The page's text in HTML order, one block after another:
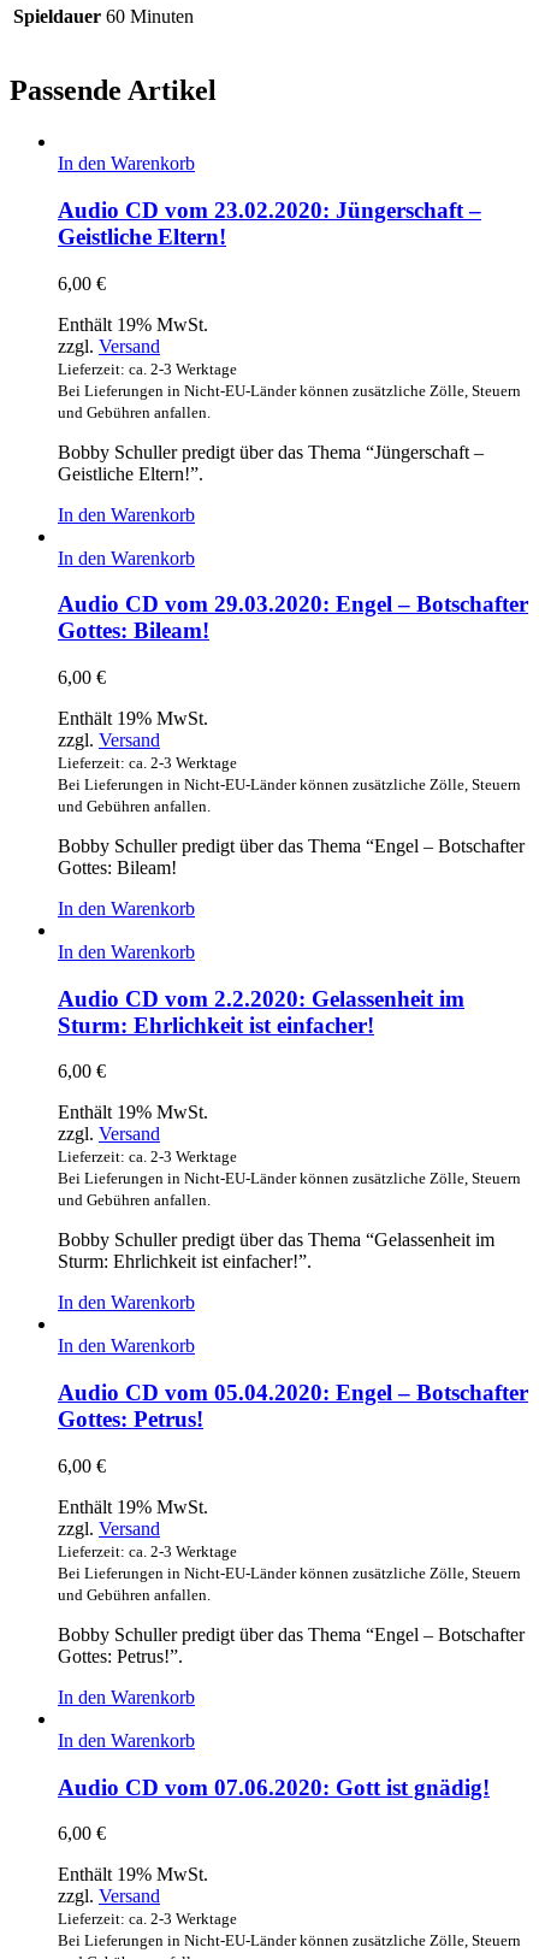
Spieldauer 60 Minuten
Passende Artikel
In den Warenkorb
Audio CD vom 23.02.2020: Jüngerschaft –
Geistliche Eltern!
6,00 €
Enthält 19% MwSt.
zzgl. Versand
Lieferzeit: ca. 2-3 Werktage
Bei Lieferungen in Nicht-EU-Länder können zusätzliche Zölle, Steuern
und Gebühren anfallen.
Bobby Schuller predigt über das Thema “Jüngerschaft –
Geistliche Eltern!”.
In den Warenkorb
In den Warenkorb
Audio CD vom 29.03.2020: Engel – Botschafter
Gottes: Bileam!
6,00 €
Enthält 19% MwSt.
zzgl. Versand
Lieferzeit: ca. 2-3 Werktage
Bei Lieferungen in Nicht-EU-Länder können zusätzliche Zölle, Steuern
und Gebühren anfallen.
Bobby Schuller predigt über das Thema “Engel – Botschafter
Gottes: Bileam!
In den Warenkorb
In den Warenkorb
Audio CD vom 2.2.2020: Gelassenheit im
Sturm: Ehrlichkeit ist einfacher!
6,00 €
Enthält 19% MwSt.
zzgl. Versand
Lieferzeit: ca. 2-3 Werktage
Bei Lieferungen in Nicht-EU-Länder können zusätzliche Zölle, Steuern
und Gebühren anfallen.
Bobby Schuller predigt über das Thema “Gelassenheit im
Sturm: Ehrlichkeit ist einfacher!”.
In den Warenkorb
In den Warenkorb
Audio CD vom 05.04.2020: Engel – Botschafter
Gottes: Petrus!
6,00 €
Enthält 19% MwSt.
zzgl. Versand
Lieferzeit: ca. 2-3 Werktage
Bei Lieferungen in Nicht-EU-Länder können zusätzliche Zölle, Steuern
und Gebühren anfallen.
Bobby Schuller predigt über das Thema “Engel – Botschafter
Gottes: Petrus!”.
In den Warenkorb
In den Warenkorb
Audio CD vom 07.06.2020: Gott ist gnädig!
6,00 €
Enthält 19% MwSt.
zzgl. Versand
Lieferzeit: ca. 2-3 Werktage
Bei Lieferungen in Nicht-EU-Länder können zusätzliche Zölle, Steuern